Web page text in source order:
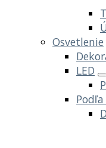
Osvetlenie
LED